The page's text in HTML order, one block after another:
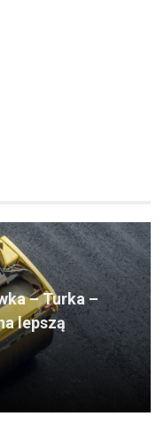
– Turka –
lepszą